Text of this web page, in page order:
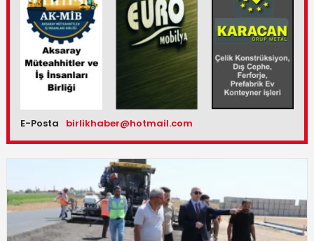
E-Posta birlikhaber@hotmail.com